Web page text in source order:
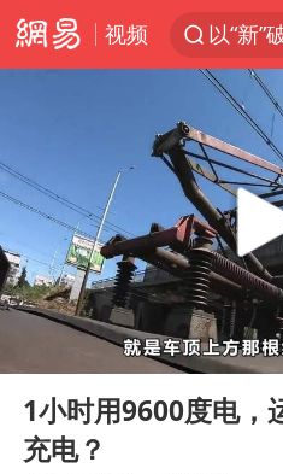
视频
U17国
我国编
台风白
看守所
多地要
台风白
Play
1小时用9600度电，
充电？